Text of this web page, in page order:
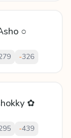
○
-326
✿
-439